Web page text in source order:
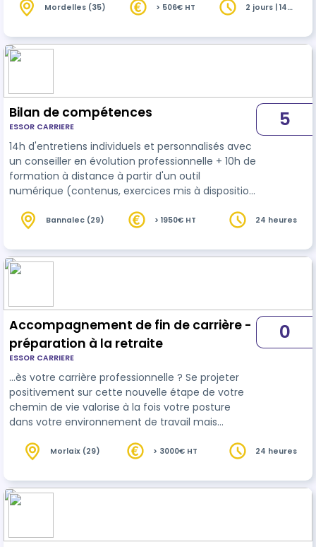
formateur à transmettre, mais aussi la posture et
transmettre. Cette formation vise…
Mordelles (35) > 506€ HT
2 jours | 14
Bilan de compétences
ESSOR CARRIERE
14h d'entretiens individuels et personnalisés avec
un conseiller en évolution professionnelle + 10h de
formation à distance à partir d'un outil
numérique (contenus, exercices mis à disposition
5
Bannalec (29) > 1950€ HT 24 heures
Accompagnement de fin de carrière -
préparation à la retraite
ESSOR CARRIERE
…ès votre carrière professionnelle ? Se projeter
positivement sur cette nouvelle étape de votre
chemin de vie valorise à la fois votre posture
dans votre environnement de travail mais
sérénité. L'accompagnementà la préparation à
vous allez donner à votre vie et à déterminer vos
nouveaux projets. La formation n'inclue pas les
0
Morlaix (29) > 3000€ HT 24 heures